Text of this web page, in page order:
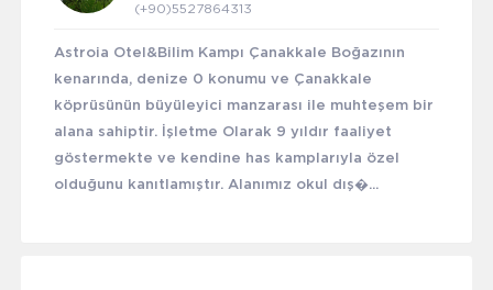
(+90)5527864313
Astroia Otel&Bilim Kampı Çanakkale Boğazının
kenarında, denize 0 konumu ve Çanakkale
köprüsünün büyüleyici manzarası ile muhteşem bir
alana sahiptir. İşletme Olarak 9 yıldır faaliyet
göstermekte ve kendine has kamplarıyla özel
olduğunu kanıtlamıştır. Alanımız okul dış�...